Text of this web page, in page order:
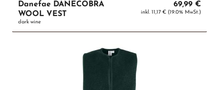
Danefae DANECOBRA
WOOL VEST
dark wine
69,99 €
inkl. 11,17 € (19.0% MwSt.)